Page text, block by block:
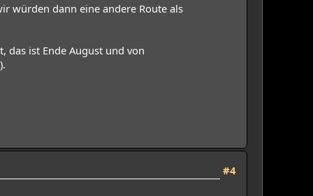
würden dann eine andere Route als
das ist Ende August und von
#4